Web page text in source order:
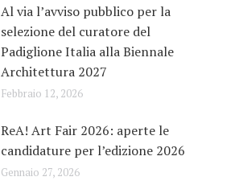
Al via l’avviso pubblico per la
selezione del curatore del
Padiglione Italia alla Biennale
Architettura 2027
Febbraio 12, 2026
ReA! Art Fair 2026: aperte le
candidature per l’edizione 2026
Gennaio 27, 2026